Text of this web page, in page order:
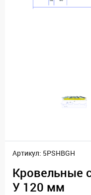
Артикул: 5PSHBGH
Кровельные
У 120 мм